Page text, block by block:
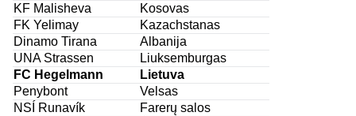
KF Malisheva
Kosovas
FK Yelimay
Kazachstanas
Dinamo Tirana
Albanija
UNA Strassen
Liuksemburgas
FC Hegelmann
Lietuva
Penybont
Velsas
NSÍ Runavík
Farerų salos